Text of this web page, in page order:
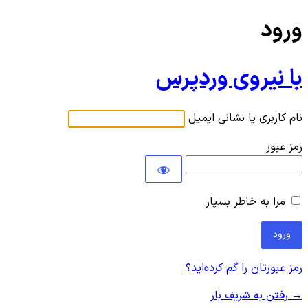
ورود
با نیروی وردپرس
نام کاربری یا نشانی ایمیل
رمز عبور
مرا به خاطر بسپار
رمز عبورتان را گم کرده‌اید؟
→ رفتن به شریف بار